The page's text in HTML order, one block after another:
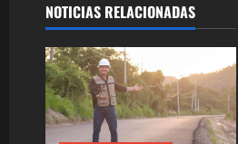
c
i
ó
NOTICIAS RELACIONADAS